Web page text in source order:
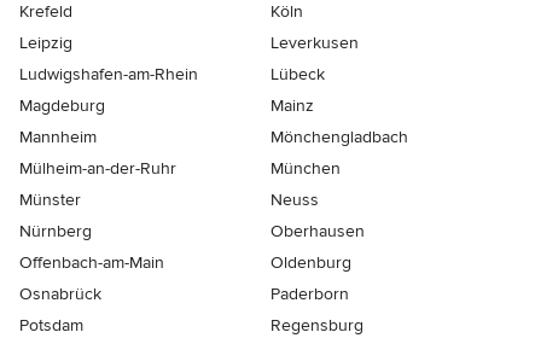
Krefeld
Köln
Leipzig
Leverkusen
Ludwigshafen-am-Rhein
Lübeck
Magdeburg
Mainz
Mannheim
Mönchen­gladbach
Mülheim-an-der-Ruhr
München
Münster
Neuss
Nürnberg
Oberhausen
Offenbach-am-Main
Oldenburg
Osnabrück
Paderborn
Potsdam
Regensburg